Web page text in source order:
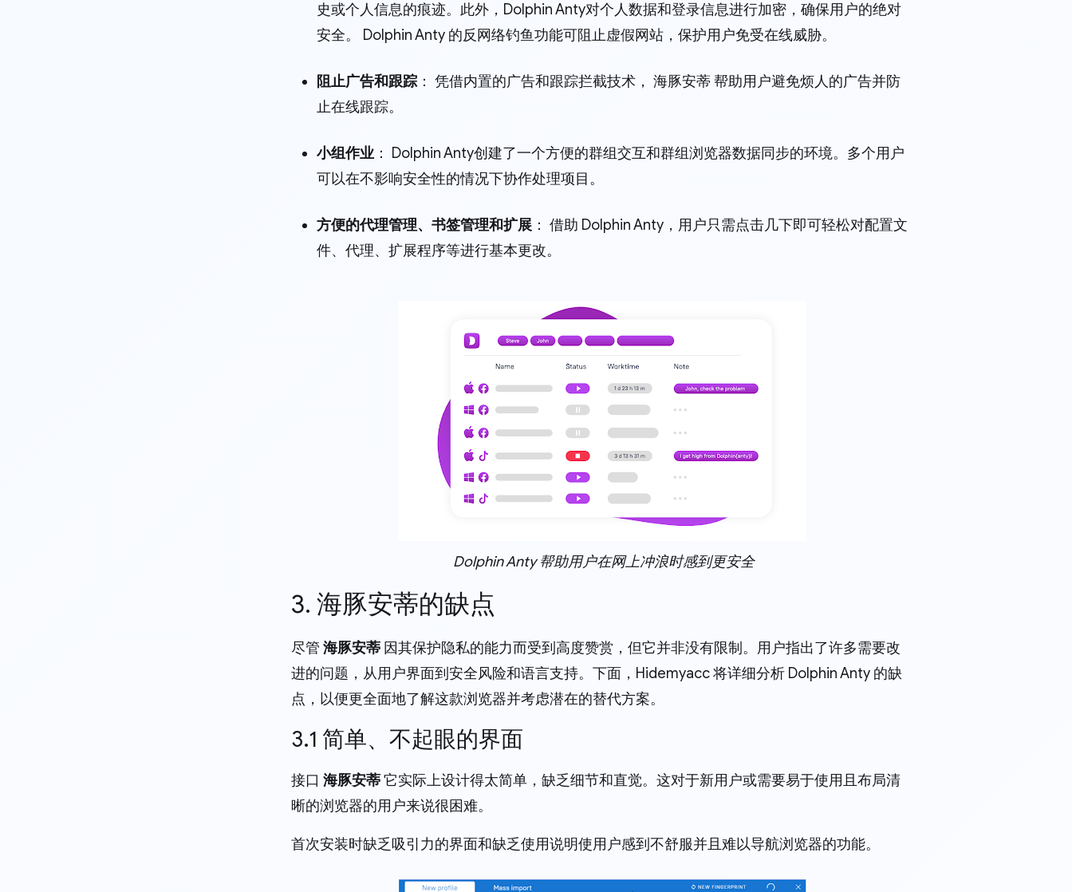
史或个人信息的痕迹。此外，Dolphin Anty对个人数据和登录信息进行加密，确保用户的绝对
安全。 Dolphin Anty 的反网络钓鱼功能可阻止虚假网站，保护用户免受在线威胁。
阻止广告和跟踪 ： 凭借内置的广告和跟踪拦截技术， 海豚安蒂 帮助用户避免烦人的广告并防
止在线跟踪。
小组作业 ： Dolphin Anty创建了一个方便的群组交互和群组浏览器数据同步的环境。多个用户
可以在不影响安全性的情况下协作处理项目。
方便的代理管理、书签管理和扩展 ： 借助 Dolphin Anty，用户只需点击几下即可轻松对配置文
件、代理、扩展程序等进行基本更改。
Dolphin Anty 帮助用户在网上冲浪时感到更安全
3. 海豚安蒂的缺点
尽管 海豚安蒂 因其保护隐私的能力而受到高度赞赏，但它并非没有限制。用户指出了许多需要改
进的问题，从用户界面到安全风险和语言支持。下面，Hidemyacc 将详细分析 Dolphin Anty 的缺
点，以便更全面地了解这款浏览器并考虑潜在的替代方案。
3.1 简单、不起眼的界面
接口 海豚安蒂它实际上设计得太简单，缺乏细节和直觉。这对于新用户或需要易于使用且布局清
晰的浏览器的用户来说很困难。
首次安装时缺乏吸引力的界面和缺乏使用说明使用户感到不舒服并且难以导航浏览器的功能。